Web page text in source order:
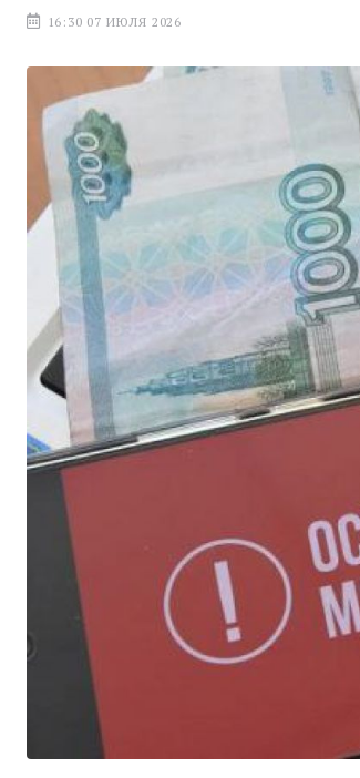
16:30 07 ИЮЛЯ 2026